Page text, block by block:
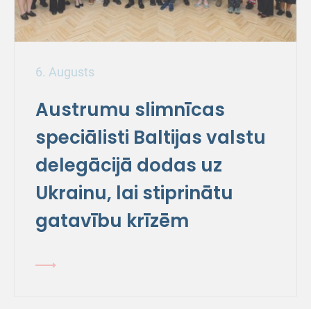
6. Augusts
Austrumu slimnīcas
speciālisti Baltijas valstu
delegācijā dodas uz
Ukrainu, lai stiprinātu
gatavību krīzēm